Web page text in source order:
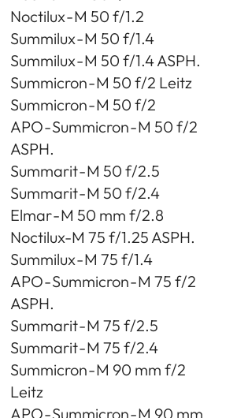
Noctilux - M 50 f/1.2
Summilux - M 50 f/1.4
Summilux - M 50 f/1.4 ASPH.
Summicron - M 50 f/2 Leitz
Summicron - M 50 f/2
APO - Summicron - M 50 f/2
ASPH.
Summarit - M 50 f/2.5
Summarit - M 50 f/2.4
Elmar - M 50 mm f/2.8
Noctilux-M 75 f/1.25 ASPH.
Summilux - M 75 f/1.4
APO - Summicron - M 75 f/2
ASPH.
Summarit - M 75 f/2.5
Summarit - M 75 f/2.4
Summicron - M 90 mm f/2
Leitz
APO - Summicron - M 90 mm